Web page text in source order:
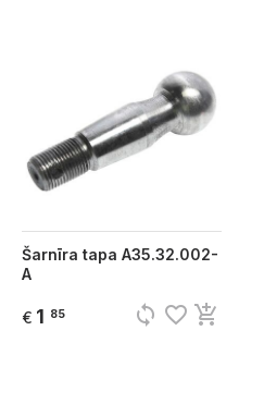
Šarnīra tapa A35.32.002-
A
€ 1 85 sync favorite_border add_shopping_cart